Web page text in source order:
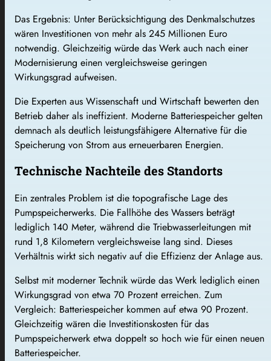
Das Ergebnis: Unter Berücksichtigung des Denkmalschutzes
wären Investitionen von mehr als 245 Millionen Euro
notwendig. Gleichzeitig würde das Werk auch nach einer
Modernisierung einen vergleichsweise geringen
Wirkungsgrad aufweisen.
Die Experten aus Wissenschaft und Wirtschaft bewerten den
Betrieb daher als ineffizient. Moderne Batteriespeicher gelten
demnach als deutlich leistungsfähigere Alternative für die
Speicherung von Strom aus erneuerbaren Energien.
Technische Nachteile des Standorts
Ein zentrales Problem ist die topografische Lage des
Pumpspeicherwerks. Die Fallhöhe des Wassers beträgt
lediglich 140 Meter, während die Triebwasserleitungen mit
rund 1,8 Kilometern vergleichsweise lang sind. Dieses
Verhältnis wirkt sich negativ auf die Effizienz der Anlage aus.
Selbst mit moderner Technik würde das Werk lediglich einen
Wirkungsgrad von etwa 70 Prozent erreichen. Zum
Vergleich: Batteriespeicher kommen auf etwa 90 Prozent.
Gleichzeitig wären die Investitionskosten für das
Pumpspeicherwerk etwa doppelt so hoch wie für einen neuen
Batteriespeicher.